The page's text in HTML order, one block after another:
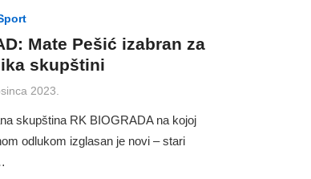
Mate Pešić izabran za
skupštini
2023.
skupština RK BIOGRADA na kojoj
odlukom izglasan je novi – stari